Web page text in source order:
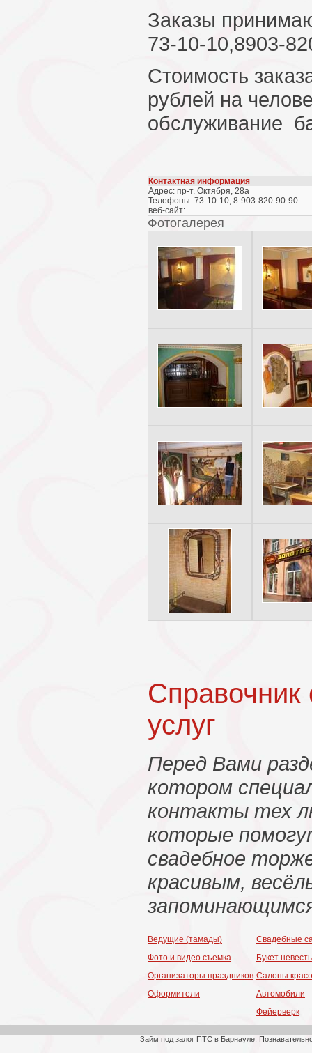
Заказы
73-10-10,8903-
Стоимость
рублей на
обслуживание
Контактная информация
Адрес: пр-т. Октября, 28а
Телефоны: 73-10-10, 8-903-820-90-90
веб-сайт:
Фотогалерея
услуг
Перед Вами
котором
контакты тех
которые
свадебное
красивым,
Ведущие (тамады)
Фото и видео съемка
Организаторы праздников
Оформители
Свадебные
Букет
Салоны
Автомобили
Фейерверк
Займ под залог ПТС в Барнауле.